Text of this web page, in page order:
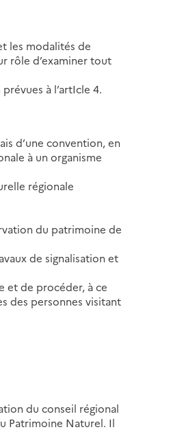
les modalités de
rôle d’examiner tout
à l’artIcle 4.
d’une convention, en
à un organisme
régionale
du patrimoine de
de signalisation et
et de procéder, à ce
des personnes visitant
du conseil régional
Patrimoine Naturel. Il